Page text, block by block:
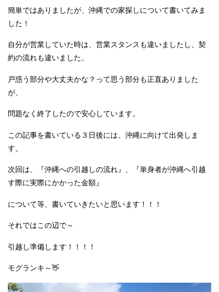
簡単ではありましたが、沖縄での家探しについて書いてみま
した！
自分が営業していた時は、営業スタンスも違いましたし、契
約の流れも違いました。
戸惑う部分や大丈夫かな？って思う部分も正直ありました
が、
問題なく終了したので安心しています。
この記事を書いている３日後には、沖縄に向けて出発しま
す。
次回は、『沖縄への引越しの流れ』、『単身者が沖縄へ引越
す際に実際にかかった金額』
について等、書いていきたいと思います！！！
それではこの辺で～
引越し準備します！！！！
モグランキ～👋